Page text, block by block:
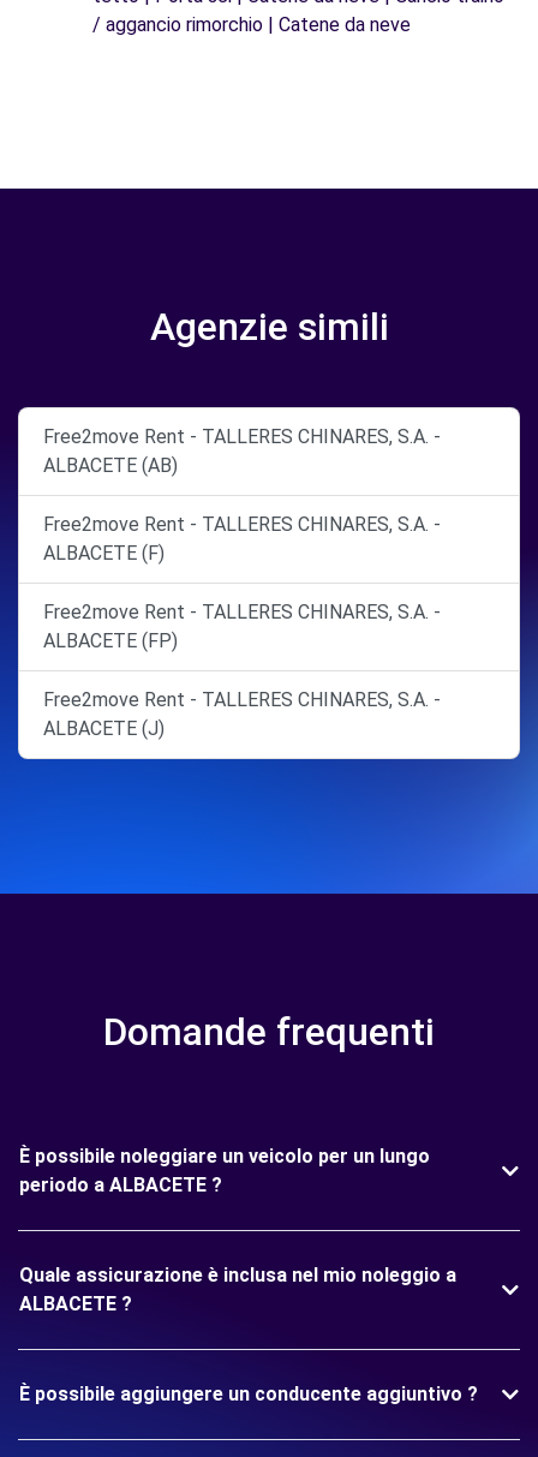
/ aggancio rimorchio | Catene da neve
Agenzie simili
Free2move Rent - TALLERES CHINARES, S.A. -
ALBACETE (AB)
Free2move Rent - TALLERES CHINARES, S.A. -
ALBACETE (F)
Free2move Rent - TALLERES CHINARES, S.A. -
ALBACETE (FP)
Free2move Rent - TALLERES CHINARES, S.A. -
ALBACETE (J)
Domande frequenti
È possibile noleggiare un veicolo per un lungo
periodo a ALBACETE ?
Quale assicurazione è inclusa nel mio noleggio a
ALBACETE ?
È possibile aggiungere un conducente aggiuntivo ?